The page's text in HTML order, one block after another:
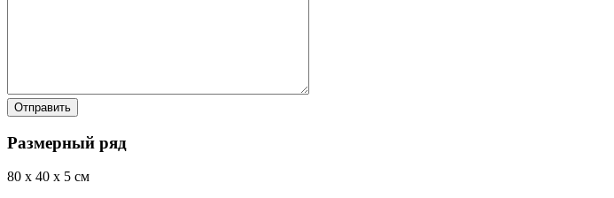
Размерный ряд
80 x 40 x 5 см